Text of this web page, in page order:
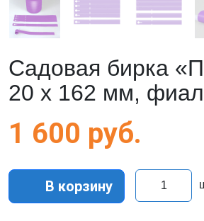
Садовая бирка
20 х 162 мм,
1 600 руб.
В корзину